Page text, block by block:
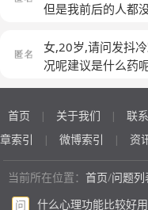
但是我前后的人都
尬，我可能是想的
女,20岁,请问发抖
况呢建议是什么药
首页 | 关于我们 | 联
章索引
| 微博索引 | 资
当前所在位置： 首页/问题列
问
什么心理功能比较好用